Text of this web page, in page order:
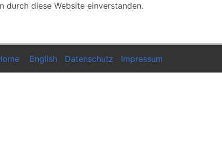
durch diese Website einverstanden.
English Datenschutz Impressum